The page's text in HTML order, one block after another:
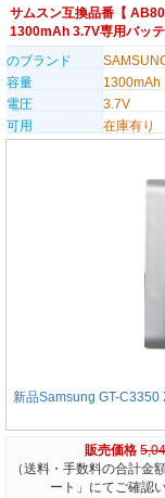
サムスン互換品番【
1300mAh 3.7V専用バッ
のブランド
容量
1300mAh
電圧
3.7V
可用
在庫有り
新品Samsung GT-C3350
販売価格
（送料・手数料の合計金
ート」にてご確認